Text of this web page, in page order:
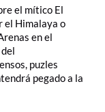
el mítico El
el Himalaya o
en el
puzles
pegado a la